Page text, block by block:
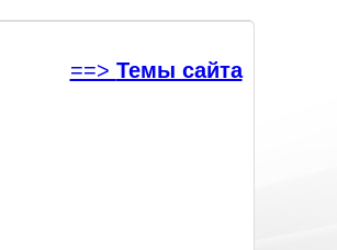
==> Темы сайта